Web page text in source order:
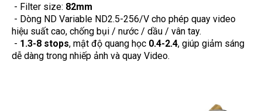
- Filter size: 82mm
- Dòng ND Variable ND2.5-256/V cho phép quay video
hiệu suất cao, chống bụi / nước / dầu / vân tay.
- 1.3-8 stops, mật độ quang học 0.4-2.4, giúp giảm sáng
dễ dàng trong nhiếp ảnh và quay Video.